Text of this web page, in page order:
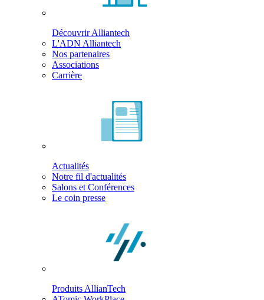
Découvrir Alliantech
L'ADN Alliantech
Nos partenaires
Associations
Carrière
Actualités
Notre fil d'actualités
Salons et Conférences
Le coin presse
Produits AllianTech